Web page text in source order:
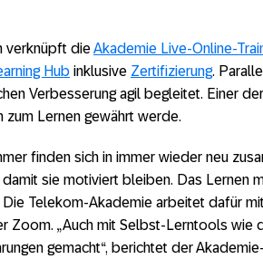
verknüpft dieAkademie Live-Online-
Hub inklusive Zertifizierung.
Verbesserung agil begleitet. Einer
zum Lernen gewährt werde.
finden sich in immer wieder neu
damit sie motiviert bleiben. Das Lernen
Die Telekom-Akademie arbeitet dafür
Zoom. „Auch mit Selbst-Lerntools wie
gemacht“, berichtet der